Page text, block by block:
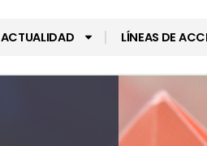
ACTUALIDAD LÍNEAS DE